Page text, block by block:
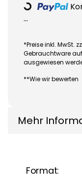
Loading...
...
*Preise inkl. MwSt.
Gebrauchtware
ausgewiesen
**Wie wir bewerten
Mehr
Format: